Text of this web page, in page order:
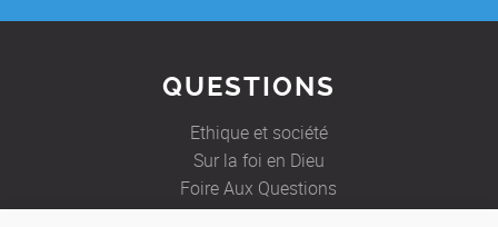
QUESTIONS
Ethique et société
Sur la foi en Dieu
Foire Aux Questions